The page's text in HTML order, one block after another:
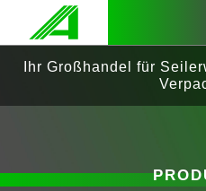
Ihr Großhandel für